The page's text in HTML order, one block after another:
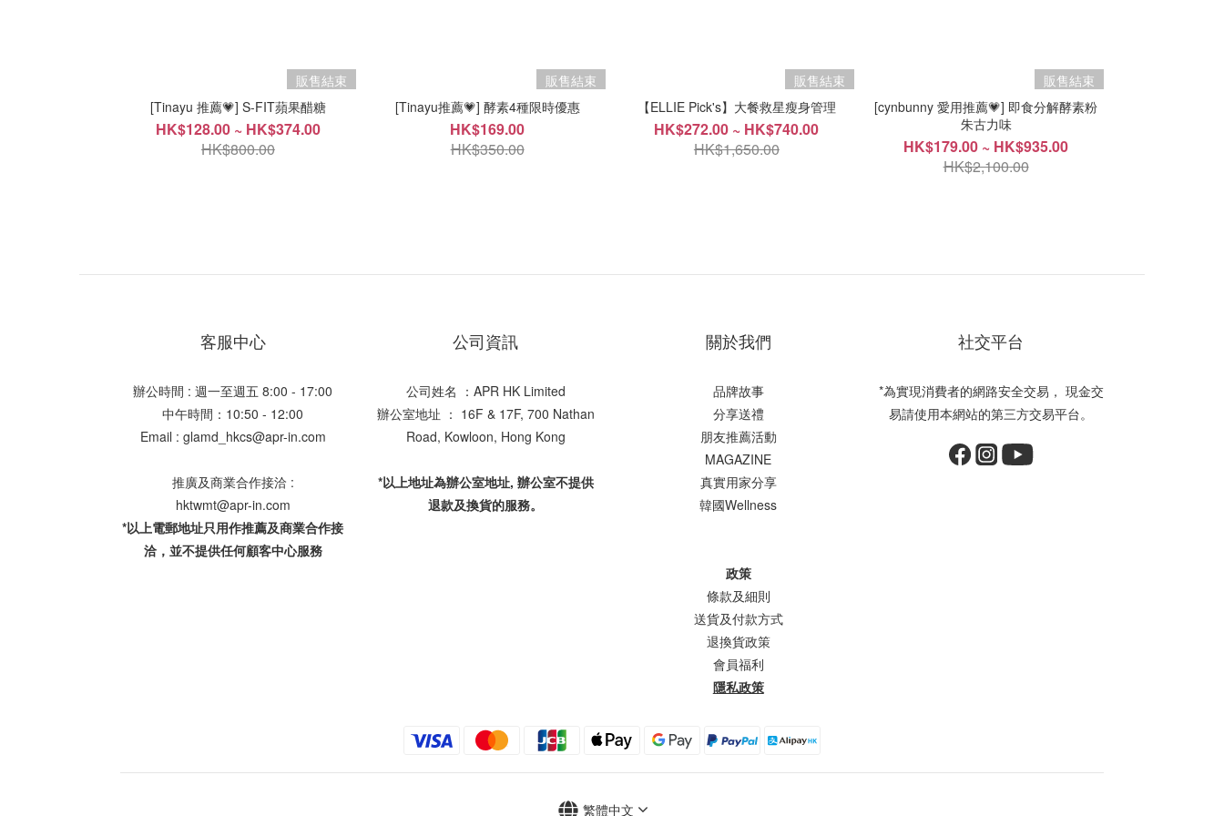
販售結束
[Tinayu 推薦💗] S-FIT蘋果醋糖
HK$128.00 ~ HK$374.00
HK$800.00
販售結束
[Tinayu推薦💗] 酵素4種限時優惠
HK$169.00
HK$350.00
販售結束
【ELLIE Pick's】大餐救星瘦身管理
HK$272.00 ~ HK$740.00
HK$1,650.00
販售結束
[cynbunny 愛用推薦💗] 即食分解酵素粉
朱古力味
HK$179.00 ~ HK$935.00
HK$2,100.00
客服中心
辦公時間 : 週一至週五 8:00 - 17:00
中午時間：10:50 - 12:00
Email : glamd_hkcs@apr-in.com
推廣及商業合作接洽 :
hktwmt@apr-in.com
*以上電郵地址只用作推薦及商業合作接
洽，並不提供任何顧客中心服務
公司資訊
公司姓名 ：APR HK Limited
辦公室地址 ： 16F & 17F, 700 Nathan
Road, Kowloon, Hong Kong
*以上地址為辦公室地址, 辦公室不提供
退款及換貨的服務。
關於我們
品牌故事
分享送禮
朋友推薦活動
MAGAZINE
真實用家分享
韓國Wellness
政策
條款及細則
送貨及付款方式
退換貨政策
會員福利
隱私政策
社交平台
*為實現消費者的網路安全交易， 現金交
易請使用本網站的第三方交易平台。
繁體中文